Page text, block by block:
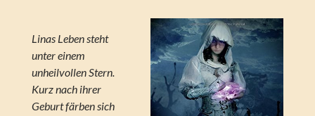
Linas Leben steht
unter einem
unheilvollen Stern.
Kurz nach ihrer
Geburt färben sich